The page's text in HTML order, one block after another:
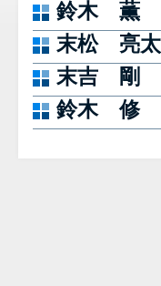
鈴木 薫
末松 亮太
末吉 剛
鈴木 修